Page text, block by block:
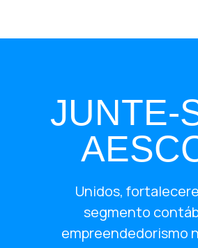
JUNTE-
Unidos,
segmento
empreendedorismo